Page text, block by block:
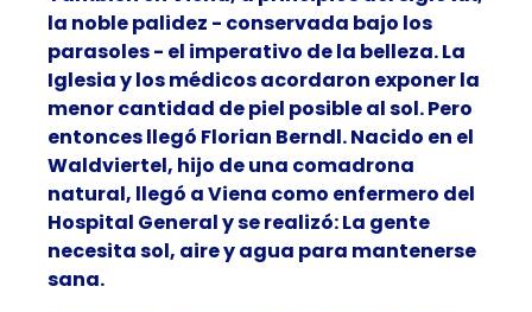
la noble palidez - conservada bajo los
parasoles - el imperativo de la belleza. La
Iglesia y los médicos acordaron exponer la
menor cantidad de piel posible al sol. Pero
entonces llegó Florian Berndl. Nacido en el
Waldviertel, hijo de una comadrona
natural, llegó a Viena como enfermero del
Hospital General y se realizó: La gente
necesita sol, aire y agua para mantenerse
sana.